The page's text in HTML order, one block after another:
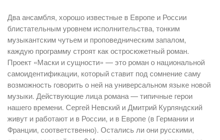
Два ансамбля, хорошо известные в Европе и России
блистательным уровнем исполнительства, тонким
музыкантским чутьем и проповедническим запалом,
каждую программу строят как остросюжетный роман.
Проект «Маски и сущности» — это роман о национальной
самоидентификации, который ставит под сомнение саму
возможность говорить о ней на универсальном языке новой
музыки. Действующие лица романа — типичные герои
нашего времени. Сергей Невский и Дмитрий Курляндский
живут и работают и в России, и в Европе (в Германии и
Франции, соответственно). Остались ли они русскими,